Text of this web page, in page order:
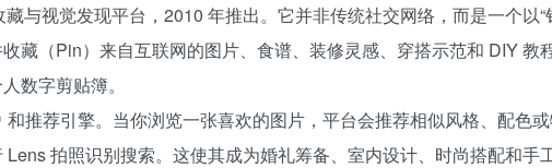
与视觉发现平台，2010 年推出。它并非传统社交网络，而是一个以“
藏（Pin）来自互联网的图片、食谱、装修灵感、穿搭示范和 DIY 教
数字剪贴簿。
和推荐引擎。当你浏览一张喜欢的图片，平台会推荐相似风格、配色或
拍照识别搜索。这使其成为婚礼筹备、室内设计、时尚搭配和手